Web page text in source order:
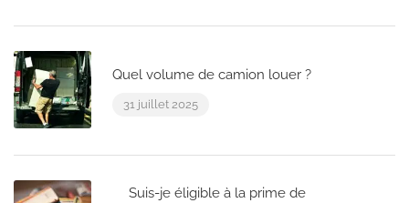
Quel volume de camion louer ?
31 juillet 2025
Suis-je éligible à la prime de